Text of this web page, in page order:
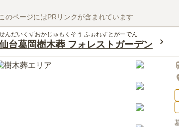
のページにはPRリンクが含まれています
んだいくずおかじゅもくそう ふぉれすとがーでん
台葛岡樹木葬 フォレストガーデン